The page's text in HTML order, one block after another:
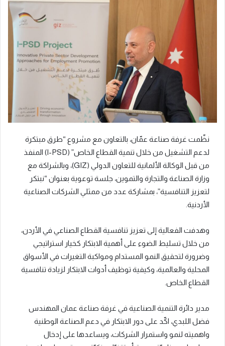
نظّمت غرفة صناعة عمّان، بالتعاون مع مشروع “طرق مبتكرة
لدعم التشغيل من خلال تنمية القطاع الخاص” (I-PSD) المنفذ
من قبل الوكالة الألمانية للتعاون الدولي (GIZ)، وبالشراكة مع
وزارة الصناعة والتجارة والتموين، جلسة توعوية بعنوان “نبتكر
لتعزيز التنافسية”، بمشاركة عدد من ممثلي الشركات الصناعية
الأردنية.
وهدفت الفعالية إلى تعزيز تنافسية القطاع الصناعي في الأردن،
من خلال تسليط الضوء على أهمية الابتكار كخيار استراتيجي
وضرورة لتحقيق النمو المستدام ومواكبة التغيرات في الأسواق
المحلية والعالمية، وكيفية توظيف أدوات الابتكار لزيادة تنافسية
القطاع الخاص.
مدير دائرة التنمية الصناعية في غرفة صناعة عمان المهندس
فضل اللبدي، اكّد على دور الابتكار في دعم الصناعة الوطنية
واهميته لنمو واستمرار الشركات، ويساعدها على إدخال